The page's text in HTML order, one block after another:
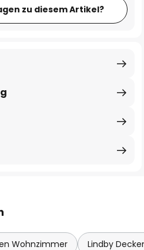
zu diesem Artikel?
Wohnzimmer Lindby